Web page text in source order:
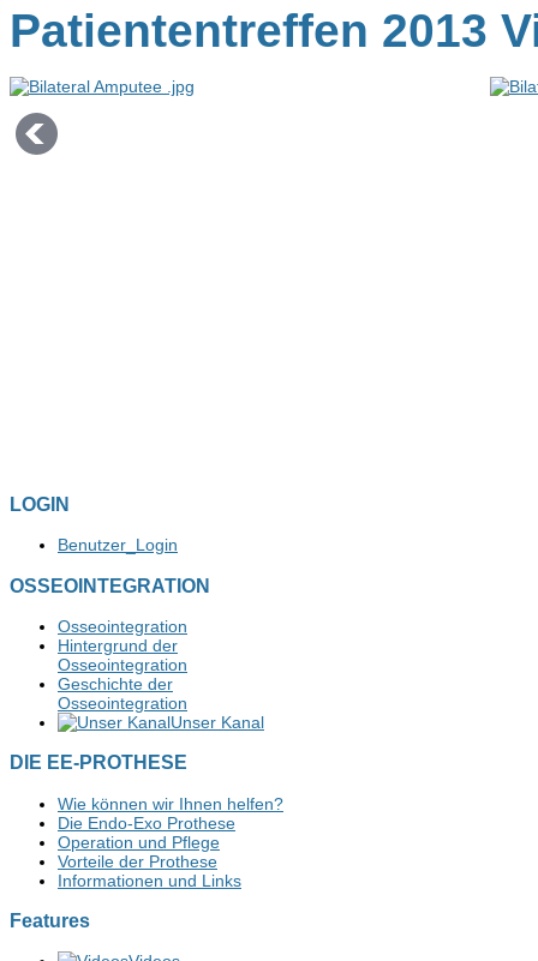
Patiententreffen 2013
LOGIN
Benutzer_Login
OSSEOINTEGRATION
Osseointegration
Hintergrund der
Osseointegration
Geschichte der
Osseointegration
Unser Kanal
DIE EE-PROTHESE
Wie können wir Ihnen helfen?
Die Endo-Exo Prothese
Operation und Pflege
Vorteile der Prothese
Informationen und Links
Features